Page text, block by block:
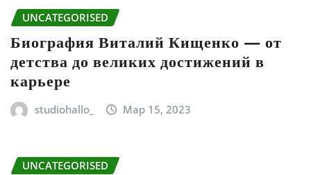
UNCATEGORISED
Биография Виталий Кищенко — от
детства до великих достижений в
карьере
studiohallo_ Мар 15, 2023
UNCATEGORISED